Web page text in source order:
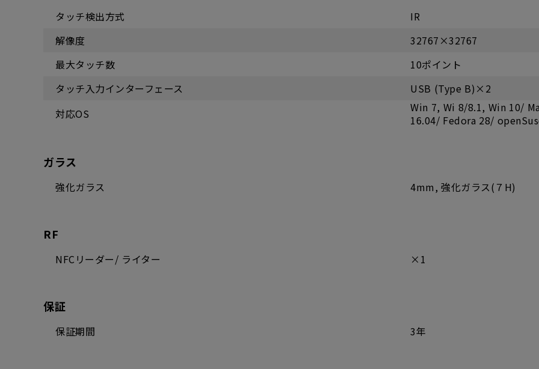
タッチ検出方式
IR
解像度
32767×32767
最大タッチ数
10ポイント
タッチ入力インターフェース
USB (Type B)×2
対応OS
Win 7, Wi 8/8.1, Win 10/
16.04/ Fedora 28/
ガラス
強化ガラス 4mm, 強化ガラス(７H)
RF
NFCリーダー/ ライター ×1
保証
保証期間 3年